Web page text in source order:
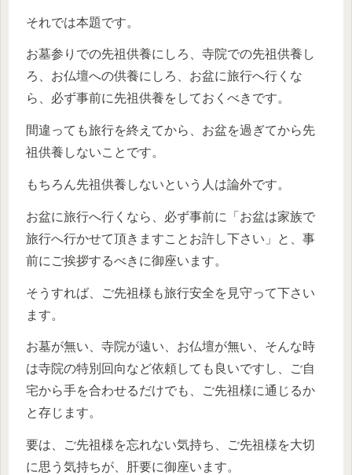
それでは本題です。
お墓参りでの先祖供養にしろ、寺院での先祖供養し
ろ、お仏壇への供養にしろ、お盆に旅行へ行くな
ら、必ず事前に先祖供養をしておくべきです。
間違っても旅行を終えてから、お盆を過ぎてから先
祖供養しないことです。
もちろん先祖供養しないという人は論外です。
お盆に旅行へ行くなら、必ず事前に「お盆は家族で
旅行へ行かせて頂きますことお許し下さい」と、事
前にご挨拶するべきに御座います。
そうすれば、ご先祖様も旅行安全を見守って下さい
ます。
お墓が無い、寺院が遠い、お仏壇が無い、そんな時
は寺院の特別回向など依頼しても良いですし、ご自
宅から手を合わせるだけでも、ご先祖様に通じるか
と存じます。
要は、ご先祖様を忘れない気持ち、ご先祖様を大切
に思う気持ちが、肝要に御座います。